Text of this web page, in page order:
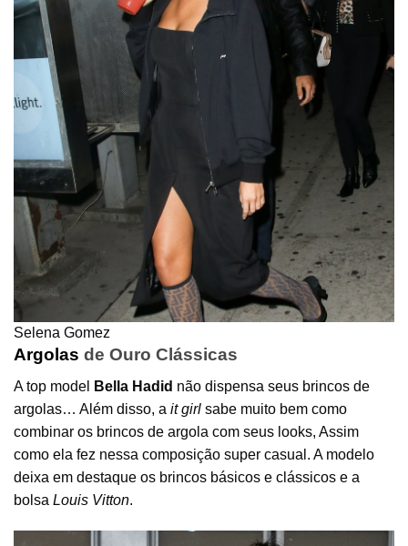
Selena Gomez
Argolas de Ouro Clássicas
A top model Bella Hadid não dispensa seus brincos de
argolas… Além disso, a it girl sabe muito bem como
combinar os brincos de argola com seus looks, Assim
como ela fez nessa composição super casual. A modelo
deixa em destaque os brincos básicos e clássicos e a
bolsa Louis Vitton.